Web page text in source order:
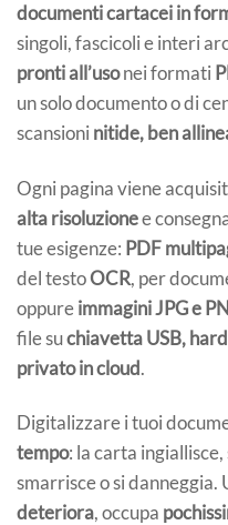
documenti cartacei in
singoli, fascicoli e interi
pronti all’usonei formati
un solo documento o di
scansioni nitide, ben
Ogni pagina viene
alta risoluzionee
tue esigenze: PDF
del testoOCR, per
oppureimmagini JPG e
file suchiavetta USB,
privato in cloud.
Digitalizzare i tuoi
tempo: la carta
smarrisce o si danneggia.
deteriora, occupa